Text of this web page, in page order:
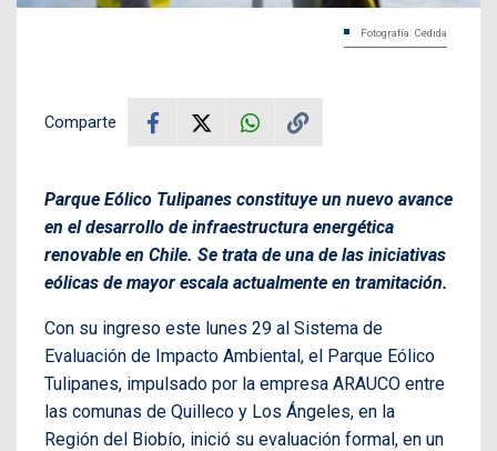
Fotografía: Cedida
Comparte
Parque Eólico Tulipanes constituye un nuevo avance
en el desarrollo de infraestructura energética
renovable en Chile. Se trata de una de las iniciativas
eólicas de mayor escala actualmente en tramitación.
Con su ingreso este lunes 29 al Sistema de
Evaluación de Impacto Ambiental, el Parque Eólico
Tulipanes, impulsado por la empresa ARAUCO entre
las comunas de Quilleco y Los Ángeles, en la
Región del Biobío, inició su evaluación formal, en un